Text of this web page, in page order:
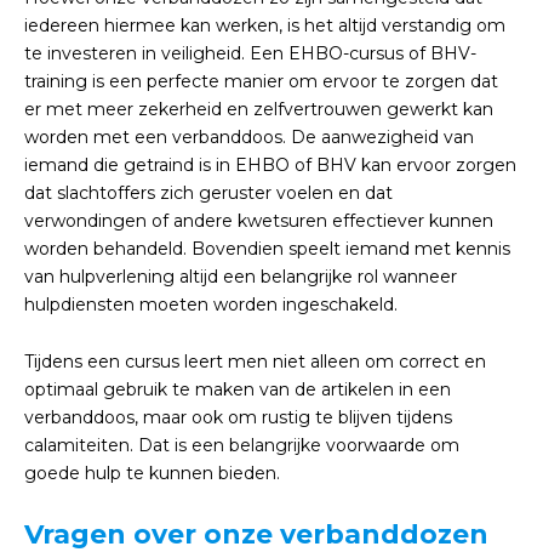
iedereen hiermee kan werken, is het altijd verstandig om
te investeren in veiligheid. Een EHBO-cursus of BHV-
training is een perfecte manier om ervoor te zorgen dat
er met meer zekerheid en zelfvertrouwen gewerkt kan
worden met een verbanddoos. De aanwezigheid van
iemand die getraind is in EHBO of BHV kan ervoor zorgen
dat slachtoffers zich geruster voelen en dat
verwondingen of andere kwetsuren effectiever kunnen
worden behandeld. Bovendien speelt iemand met kennis
van hulpverlening altijd een belangrijke rol wanneer
hulpdiensten moeten worden ingeschakeld.
Tijdens een cursus leert men niet alleen om correct en
optimaal gebruik te maken van de artikelen in een
verbanddoos, maar ook om rustig te blijven tijdens
calamiteiten. Dat is een belangrijke voorwaarde om
goede hulp te kunnen bieden.
Vragen over onze verbanddozen